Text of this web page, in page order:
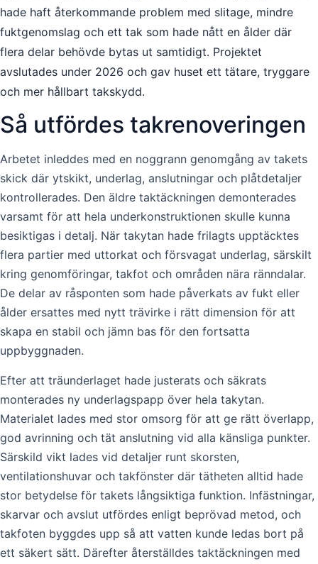
hade haft återkommande problem med slitage, mindre
fuktgenomslag och ett tak som hade nått en ålder där
flera delar behövde bytas ut samtidigt. Projektet
avslutades under 2026 och gav huset ett tätare, tryggare
och mer hållbart takskydd.
Så utfördes takrenoveringen
Arbetet inleddes med en noggrann genomgång av takets
skick där ytskikt, underlag, anslutningar och plåtdetaljer
kontrollerades. Den äldre taktäckningen demonterades
varsamt för att hela underkonstruktionen skulle kunna
besiktigas i detalj. När takytan hade frilagts upptäcktes
flera partier med uttorkat och försvagat underlag, särskilt
kring genomföringar, takfot och områden nära ränndalar.
De delar av råsponten som hade påverkats av fukt eller
ålder ersattes med nytt trävirke i rätt dimension för att
skapa en stabil och jämn bas för den fortsatta
uppbyggnaden.
Efter att träunderlaget hade justerats och säkrats
monterades ny underlagspapp över hela takytan.
Materialet lades med stor omsorg för att ge rätt överlapp,
god avrinning och tät anslutning vid alla känsliga punkter.
Särskild vikt lades vid detaljer runt skorsten,
ventilationshuvar och takfönster där tätheten alltid hade
stor betydelse för takets långsiktiga funktion. Infästningar,
skarvar och avslut utfördes enligt beprövad metod, och
takfoten byggdes upp så att vatten kunde ledas bort på
ett säkert sätt. Därefter återställdes taktäckningen med